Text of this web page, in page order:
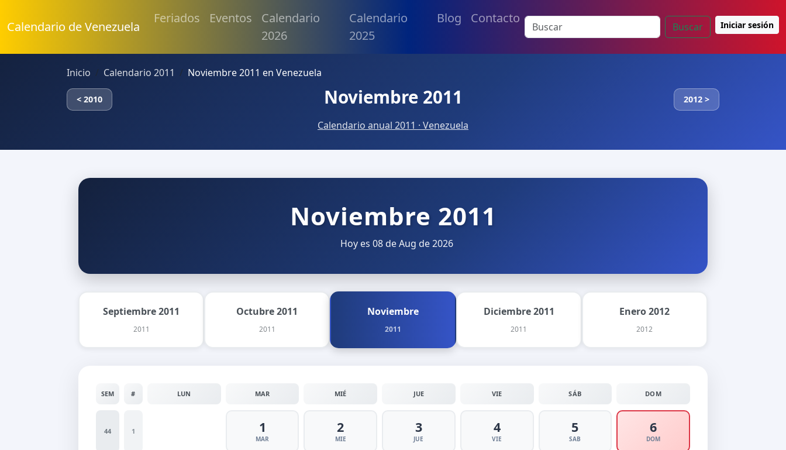
Calendario de Venezuela
Feriados Eventos
Calendario
2026
Calendario
2025
Blog Contacto
Buscar Iniciar sesión
Inicio Calendario 2011 Noviembre 2011 en Venezuela
< 2010 Noviembre 2011 2012 >
Calendario anual 2011 · Venezuela
Noviembre 2011
Hoy es 08 de Aug de 2026
Septiembre 2011
2011
Octubre 2011
2011
Noviembre
2011
Diciembre 2011
2011
Enero 2012
2012
SEM # LUN MAR MIÉ JUE VIE SÁB DOM
44 1 1
MAR
2
MIE
3
JUE
4
VIE
5
SAB
6
DOM